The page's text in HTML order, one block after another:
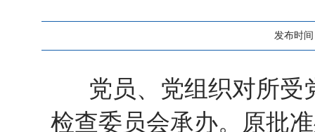
发布时间
党员、党组织对所受
检查委员会承办。原批